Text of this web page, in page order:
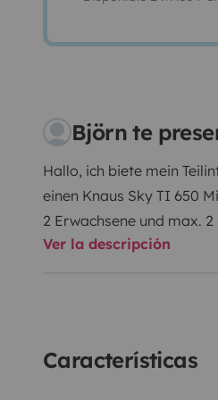
Björn te
Hallo, ich biete mein
einen Knaus Sky TI 650
2 Erwachsene und max.
Schadstoffklasse - Euro5
drehbar Klimaanlage
Ver la descripción
Características